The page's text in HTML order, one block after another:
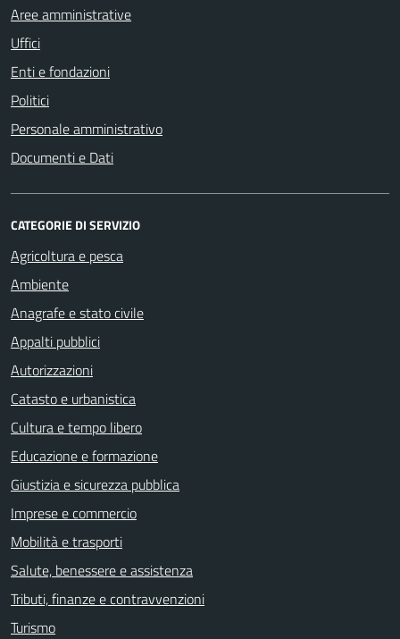
Aree amministrative
Uffici
Enti e fondazioni
Politici
Personale amministrativo
Documenti e Dati
CATEGORIE DI SERVIZIO
Agricoltura e pesca
Ambiente
Anagrafe e stato civile
Appalti pubblici
Autorizzazioni
Catasto e urbanistica
Cultura e tempo libero
Educazione e formazione
Giustizia e sicurezza pubblica
Imprese e commercio
Mobilità e trasporti
Salute, benessere e assistenza
Tributi, finanze e contravvenzioni
Turismo